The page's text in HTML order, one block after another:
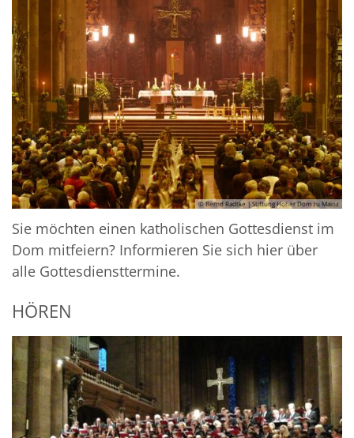
© Bernd Radtke | Stiftung Hoher Dom zu Mainz
Sie möchten einen katholischen Gottesdienst im
Dom mitfeiern? Informieren Sie sich hier über
alle Gottesdiensttermine.
HÖREN